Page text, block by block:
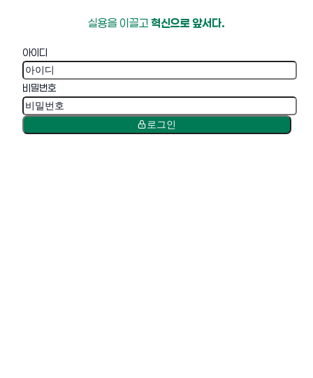
실용을 이끌고 혁신으로 앞서다.
아이디
비밀번호
로그인